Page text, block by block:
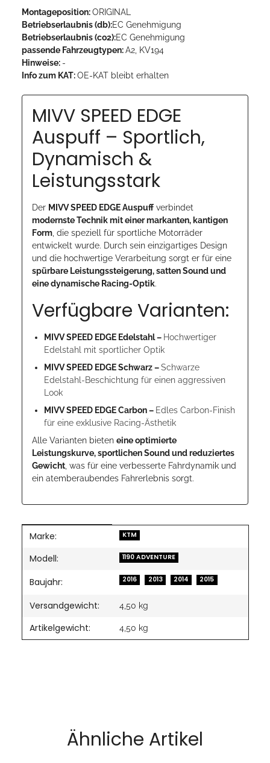
Montageposition:ORIGINAL
Betriebserlaubnis (db):EC Genehmigung
Betriebserlaubnis (co2):EC Genehmigung
passende Fahrzeugtypen:A2, KV194
Hinweise: -
Info zum KAT:OE-KAT bleibt erhalten
MIVV SPEED EDGE
Auspuff – Sportlich,
Dynamisch &
Leistungsstark
Der MIVV SPEED EDGE Auspuff verbindet
modernste Technik mit einer markanten, kantigen
Form , die speziell für sportliche Motorräder
entwickelt wurde. Durch sein einzigartiges Design
und die hochwertige Verarbeitung sorgt er für eine
spürbare Leistungssteigerung, satten Sound und
eine dynamische Racing-Optik.
Verfügbare Varianten:
MIVV SPEED EDGE Edelstahl – Hochwertiger
Edelstahl mit sportlicher Optik
MIVV SPEED EDGE Schwarz –Schwarze
Edelstahl-Beschichtung für einen aggressiven
Look
MIVV SPEED EDGE Carbon – Edles Carbon-Finish
für eine exklusive Racing-Ästhetik
Alle Varianten bieten eine optimierte
Leistungskurve, sportlichen Sound und reduziertes
Gewicht , was für eine verbesserte Fahrdynamik und
ein atemberaubendes Fahrerlebnis sorgt.
Produkteigenschaft
Wert
Marke: KTM
Modell: 1190 ADVENTURE
Baujahr: 2016 2013 2014 2015
Versandgewicht: 4,50 kg
Artikelgewicht: 4,50 kg
Ähnliche Artikel